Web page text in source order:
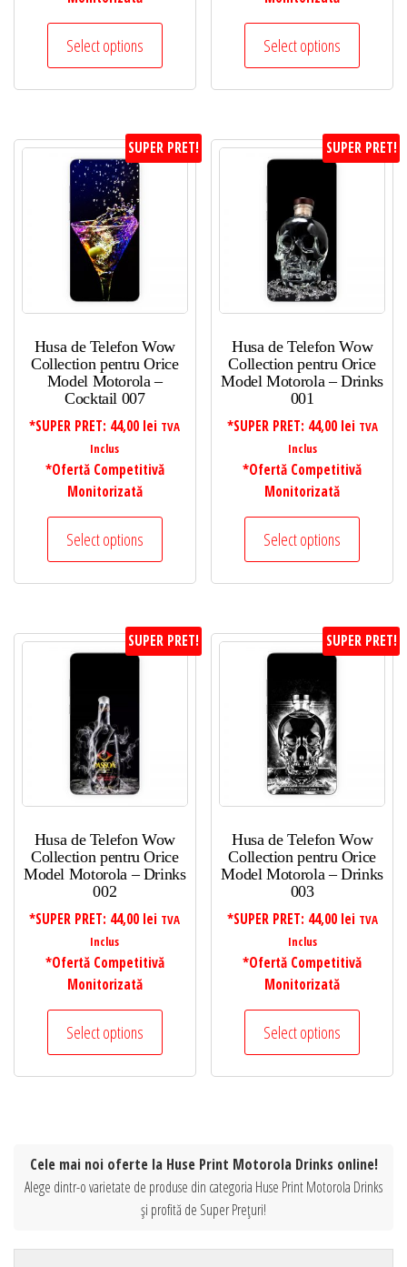
Select options Select options
SUPER PRET!
Husa de Telefon Wow
Collection pentru Orice
Model Motorola –
Cocktail 007
*SUPER PRET: 44,00 lei TVA
Inclus
*Ofertă Competitivă
Monitorizată
Select options
SUPER PRET!
Husa de Telefon Wow
Collection pentru Orice
Model Motorola – Drinks
001
*SUPER PRET: 44,00 lei TVA
Inclus
*Ofertă Competitivă
Monitorizată
Select options
SUPER PRET!
Husa de Telefon Wow
Collection pentru Orice
Model Motorola – Drinks
002
*SUPER PRET: 44,00 lei TVA
Inclus
*Ofertă Competitivă
Monitorizată
Select options
SUPER PRET!
Husa de Telefon Wow
Collection pentru Orice
Model Motorola – Drinks
003
*SUPER PRET: 44,00 lei TVA
Inclus
*Ofertă Competitivă
Monitorizată
Select options
Cele mai noi oferte la Huse Print Motorola Drinks online!
Alege dintr-o varietate de produse din categoria Huse Print Motorola Drinks
și profită de Super Prețuri!